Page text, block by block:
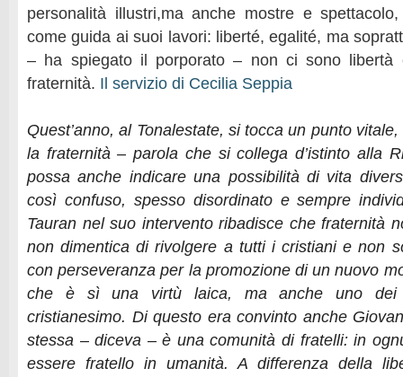
personalità illustri,ma anche mostre e
come guida ai suoi lavori: liberté, egalité, ma
– ha spiegato il porporato – non ci sono libertà
fraternità. Il servizio di Cecilia Seppia
Quest’anno, al Tonalestate, si tocca un punto
la fraternità – parola che si collega d’istinto alla
possa anche indicare una possibilità di vita
così confuso, spesso disordinato e sempre
Tauran nel suo intervento ribadisce che fraternità
non dimentica di rivolgere a tutti i cristiani e non
con perseveranza per la promozione di un nuovo
che è sì una virtù laica, ma anche uno dei
cristianesimo. Di questo era convinto anche
stessa – diceva – è una comunità di fratelli: in
essere fratello in umanità. A differenza della